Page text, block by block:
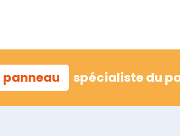
panneau spécialiste du